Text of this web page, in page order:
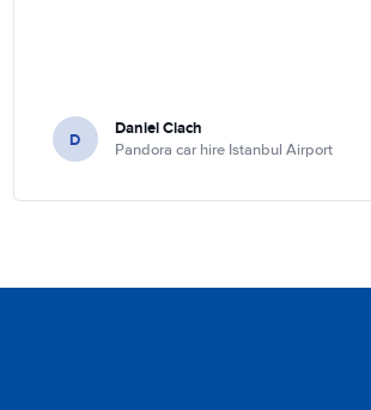
D Daniel Ciach
Pandora car hire Istanbul Airport